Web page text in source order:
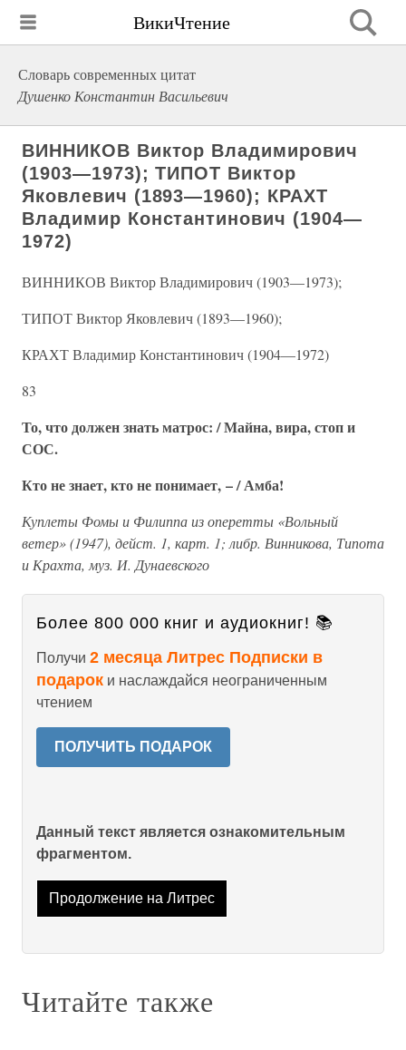
ВикиЧтение
Словарь современных цитат
Душенко Константин Васильевич
ВИННИКОВ Виктор Владимирович
(1903—1973); ТИПОТ Виктор
Яковлевич (1893—1960); КРАХТ
Владимир Константинович (1904—
1972)
ВИННИКОВ Виктор Владимирович (1903—1973);
ТИПОТ Виктор Яковлевич (1893—1960);
КРАХТ Владимир Константинович (1904—1972)
83
То, что должен знать матрос: / Майна, вира, стоп и
СОС.
Кто не знает, кто не понимает, – / Амба!
Куплеты Фомы и Филиппа из оперетты «Вольный
ветер» (1947), дейст. 1, карт. 1; либр. Винникова, Типота
и Крахта, муз. И. Дунаевского
Более 800 000 книг и аудиокниг! 📚
Получи 2 месяца Литрес Подписки в
подарок и наслаждайся неограниченным
чтением
ПОЛУЧИТЬ ПОДАРОК
Данный текст является ознакомительным
фрагментом.
Продолжение на Литрес
Читайте также